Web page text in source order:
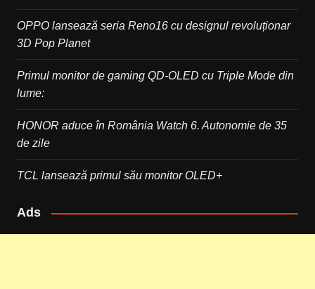
OPPO lansează seria Reno16 cu designul revoluționar
3D Pop Planet
Primul monitor de gaming QD-OLED cu Triple Mode din
lume:
HONOR aduce în România Watch 6. Autonomie de 35
de zile
TCL lansează primul său monitor OLED+
Ads